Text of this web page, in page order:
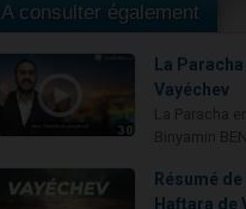
A consulter également
La
Vayéchev
Résumé
Haftara de